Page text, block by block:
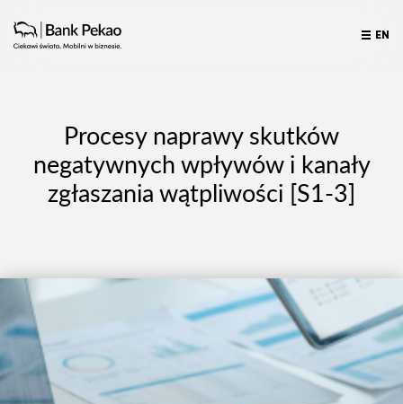
EN
Procesy naprawy skutków
negatywnych wpływów i kanały
zgłaszania wątpliwości [S1-3]